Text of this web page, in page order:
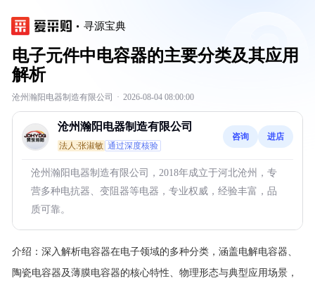
寻源宝典
电子元件中电容器的主要分类及其应用
解析
沧州瀚阳电器制造有限公司 · 2026-08-04 08:00:00
沧州瀚阳电器制造有限公司
法人:张淑敏 通过深度核验
咨询 进店
沧州瀚阳电器制造有限公司，2018年成立于河北沧州，专
营多种电抗器、变阻器等电器，专业权威，经验丰富，品
质可靠。
介绍： 深入解析电容器在电子领域的多种分类，涵盖电解电容器、
陶瓷电容器及薄膜电容器的核心特性、物理形态与典型应用场景，